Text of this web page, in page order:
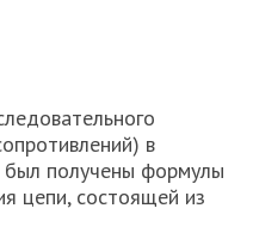
в
был получены формулы
цепи, состоящей из